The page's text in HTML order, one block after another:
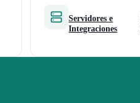
Servidores e
Integraciones